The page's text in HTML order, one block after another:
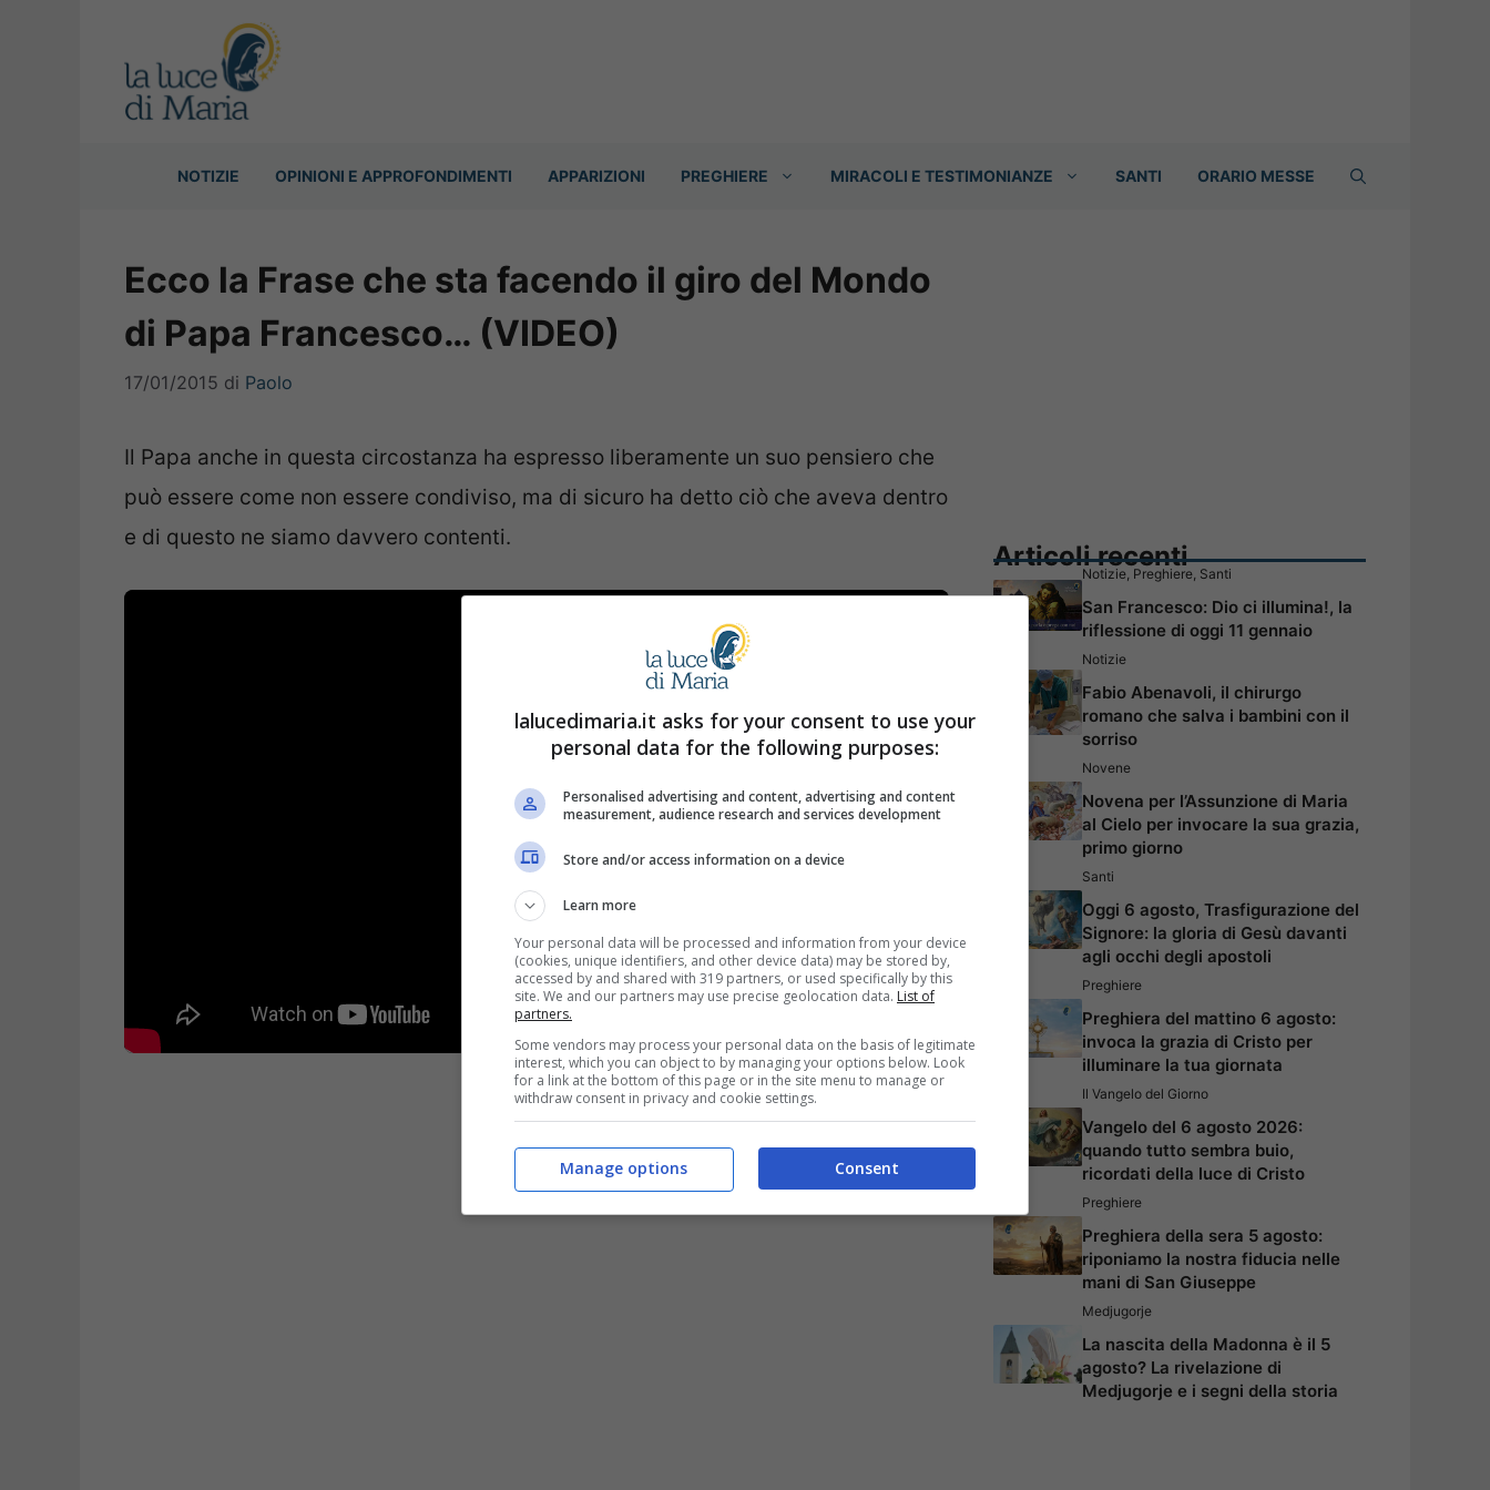
NOTIZIE OPINIONI E APPROFONDIMENTI APPARIZIONI PREGHIERE MIRACOLI E TESTIMONIANZE SANTI ORARIO MESSE
Ecco la Frase che sta facendo il giro del Mondo
di Papa Francesco… (VIDEO)
17/01/2015 di Paolo
Il Papa anche in questa circostanza ha espresso liberamente un suo pensiero che
può essere come non essere condiviso, ma di sicuro ha detto ciò che aveva dentro
e di questo ne siamo davvero contenti.
Articoli recenti
Notizie, Preghiere, Santi
San Francesco: Dio ci illumina!, la
riflessione di oggi 11 gennaio
Notizie
Fabio Abenavoli, il chirurgo
romano che salva i bambini con il
sorriso
Novene
Novena per l’Assunzione di Maria
al Cielo per invocare la sua grazia,
primo giorno
Santi
Oggi 6 agosto, Trasfigurazione del
Signore: la gloria di Gesù davanti
agli occhi degli apostoli
Preghiere
Preghiera del mattino 6 agosto:
invoca la grazia di Cristo per
illuminare la tua giornata
Il Vangelo del Giorno
Vangelo del 6 agosto 2026:
quando tutto sembra buio,
ricordati della luce di Cristo
Preghiere
Preghiera della sera 5 agosto:
riponiamo la nostra fiducia nelle
mani di San Giuseppe
Medjugorje
La nascita della Madonna è il 5
agosto? La rivelazione di
Medjugorje e i segni della storia
lalucedimaria.it asks for your consent to use your
personal data for the following purposes:
Personalised advertising and content, advertising and content
measurement, audience research and services development
Store and/or access information on a device
Learn more
Your personal data will be processed and information from your device
(cookies, unique identifiers, and other device data) may be stored by,
accessed by and shared with 319 partners, or used specifically by this
site. We and our partners may use precise geolocation data. List of
partners.
Some vendors may process your personal data on the basis of legitimate
interest, which you can object to by managing your options below. Look
for a link at the bottom of this page or in the site menu to manage or
withdraw consent in privacy and cookie settings.
Consent
Manage options